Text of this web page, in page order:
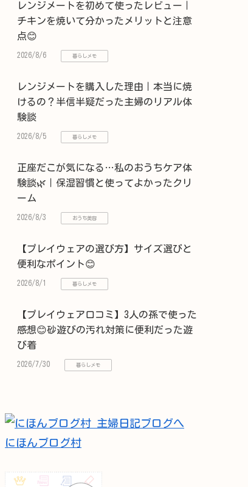
レンジメートを初めて使ったレビュー｜
チキンを焼いて分かったメリットと注意
点😊
2026/8/6 暮らしメモ
レンジメートを購入した理由｜本当に焼
けるの？半信半疑だった主婦のリアル体
験談
2026/8/5 暮らしメモ
正座だこが気になる…私のおうちケア体
験談🌿｜保湿習慣と使ってよかったクリ
ーム
2026/8/3 おうち美容
【プレイウェアの選び方】サイズ選びと
便利なポイント😊
2026/8/1 暮らしメモ
【プレイウェア口コミ】3人の孫で使った
感想😊砂遊びの汚れ対策に便利だった遊
び着
2026/7/30 暮らしメモ
にほんブログ村